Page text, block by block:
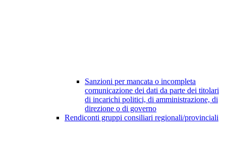
Sanzioni per mancata o incompleta
comunicazione dei dati da parte dei titolari
di incarichi politici, di amministrazione, di
direzione o di governo
Rendiconti gruppi consiliari regionali/provinciali